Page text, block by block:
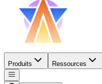
Produits Ressources